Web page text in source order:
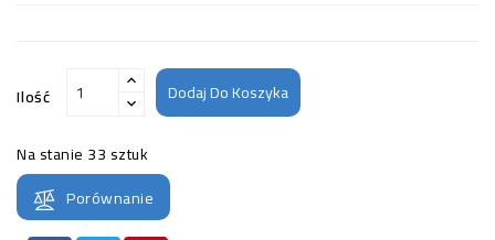
Ilość Dodaj Do Koszyka
Na stanie 33 sztuk
Porównanie